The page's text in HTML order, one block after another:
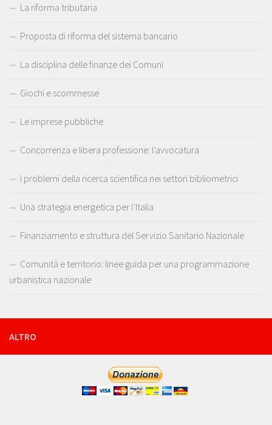
La riforma tributaria
Proposta di riforma del sistema bancario
La disciplina delle finanze dei Comuni
Giochi e scommesse
Le imprese pubbliche
Concorrenza e libera professione: l’avvocatura
I problemi della ricerca scientifica nei settori bibliometrici
Una strategia energetica per l’Italia
Finanziamento e struttura del Servizio Sanitario Nazionale
Comunità e territorio: linee guida per una programmazione
urbanistica nazionale
ALTRO